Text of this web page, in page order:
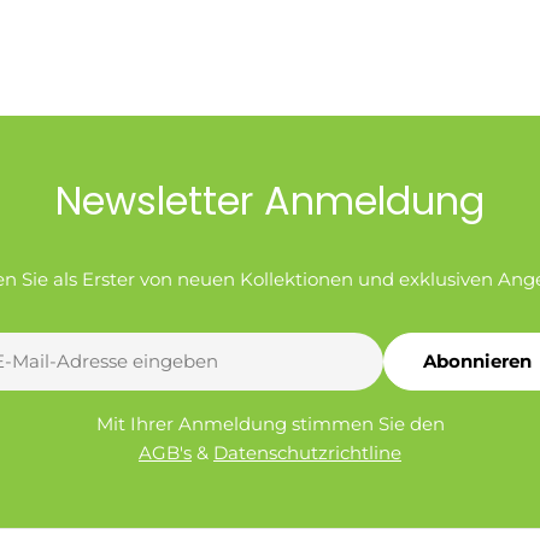
Newsletter Anmeldung
Sie als Erster von neuen Kollektionen und exklusiven
Abonnieren
Mit Ihrer Anmeldung stimmen Sie den
AGB's & Datenschutzrichtline